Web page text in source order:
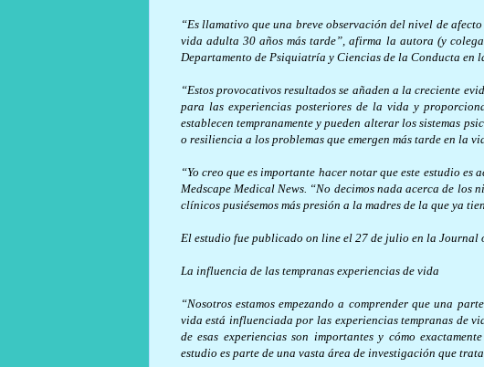
“Es llamativo que una breve observación del nivel de
vida adulta 30 años más tarde”, afirma la autora (y
Departamento de Psiquiatría y Ciencias de la Conducta en
“Estos provocativos resultados se añaden a la creciente
para las experiencias posteriores de la vida y
establecen tempranamente y pueden alterar los sistemas
o resiliencia a los problemas que emergen más tarde en la
“Yo creo que es importante hacer notar que este estudio
Medscape Medical News. “No decimos nada acerca de los
clínicos pusiésemos más presión a la madres de la que ya
El estudio fue publicado on line el 27 de julio en la Journal
La influencia de las tempranas experiencias de vida
“Nosotros estamos empezando a comprender que una
vida está influenciada por las experiencias tempranas de
de esas experiencias son importantes y cómo
estudio es parte de una vasta área de investigación que